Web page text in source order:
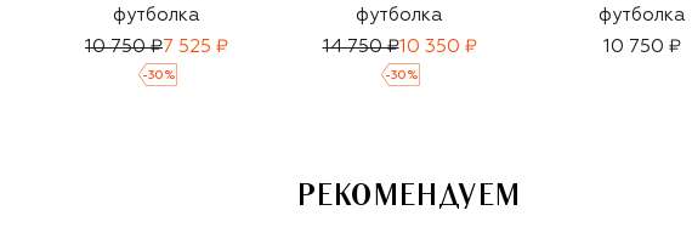
футболка
10 750 ₽7 525 ₽
-30 %
футболка
14 750 ₽10 350 ₽
-30 %
футболка
10 750 ₽
РЕКОМЕНДУЕМ